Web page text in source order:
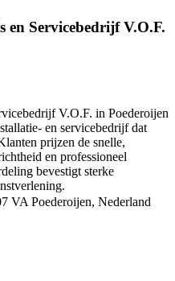
en Servicebedrijf V.O.F.
V.O.F. in Poederoijen
en servicebedrijf dat
prijzen de snelle,
en professioneel
bevestigt sterke
VA Poederoijen, Nederland